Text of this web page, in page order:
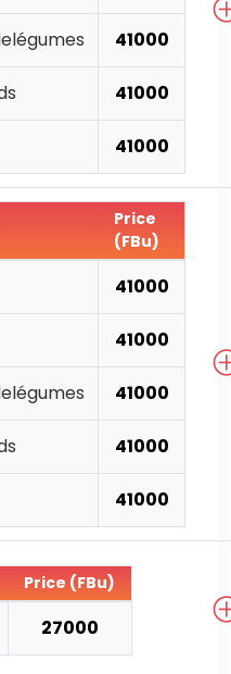
41000
41000
41000
Price
(FBu)
41000
41000
41000
41000
41000
Price (FBu)
27000